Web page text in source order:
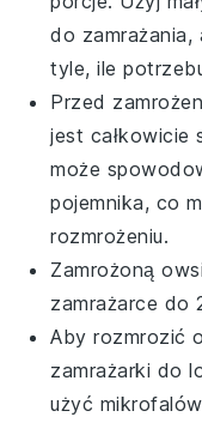
do zamrażania,
tyle, ile
Przed
jest całkowicie
może
pojemnika, co
rozmrożeniu.
Zamrożoną
zamrażarce do
Aby rozmrozić
zamrażarki do
użyć